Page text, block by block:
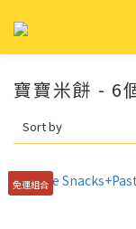
寶寶米餅 - 6
Sort by
免運組合